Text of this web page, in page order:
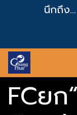
นึกถึง
FCยก